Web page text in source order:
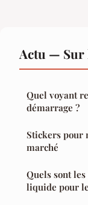
Actu — Sur
Quel voyant
démarrage ?
Stickers pour
marché
Quels sont
liquide pour